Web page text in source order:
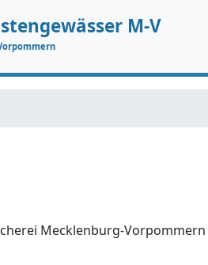
M-V
Mecklenburg-Vorpommern